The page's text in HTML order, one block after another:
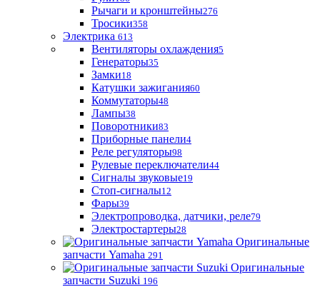
Рычаги и кронштейны276
Тросики358
Электрика 613
Вентиляторы охлаждения5
Генераторы35
Замки18
Катушки зажигания60
Коммутаторы48
Лампы38
Поворотники83
Приборные панели4
Реле регуляторы98
Рулевые переключатели44
Сигналы звуковые19
Стоп-сигналы12
Фары39
Электропроводка, датчики, реле79
Электростартеры28
Оригинальные
запчасти Yamaha 291
Оригинальные
запчасти Suzuki 196